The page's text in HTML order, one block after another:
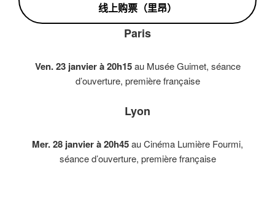
线上购票（里昂）
Paris
Ven. 23 janvier à 20h15au Musée Guimet, séance
d’ouverture, première française
Lyon
Mer. 28 janvier à 20h45au Cinéma Lumière Fourmi,
séance d’ouverture, première française